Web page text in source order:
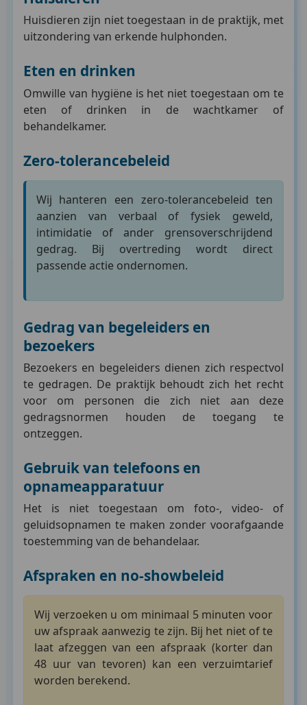
Huisdieren zijn niet toegestaan in de praktijk, met
uitzondering van erkende hulphonden.
Eten en drinken
Omwille van hygiëne is het niet toegestaan om te
eten of drinken in de wachtkamer of
behandelkamer.
Zero-tolerancebeleid
Wij hanteren een zero-tolerancebeleid ten
aanzien van verbaal of fysiek geweld,
intimidatie of ander grensoverschrijdend
gedrag. Bij overtreding wordt direct
passende actie ondernomen.
Gedrag van begeleiders en
bezoekers
Bezoekers en begeleiders dienen zich respectvol
te gedragen. De praktijk behoudt zich het recht
voor om personen die zich niet aan deze
gedragsnormen houden de toegang te
ontzeggen.
Gebruik van telefoons en
opnameapparatuur
Het is niet toegestaan om foto-, video- of
geluidsopnamen te maken zonder voorafgaande
toestemming van de behandelaar.
Afspraken en no-showbeleid
Wij verzoeken u om minimaal 5 minuten voor
uw afspraak aanwezig te zijn. Bij het niet of te
laat afzeggen van een afspraak (korter dan
48 uur van tevoren) kan een verzuimtarief
worden berekend.